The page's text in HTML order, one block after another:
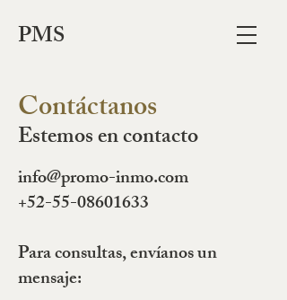
PMS
Contáctanos
Estemos en contacto
info@promo-inmo.com
+52-55-08601633
Para consultas, envíanos un
mensaje: